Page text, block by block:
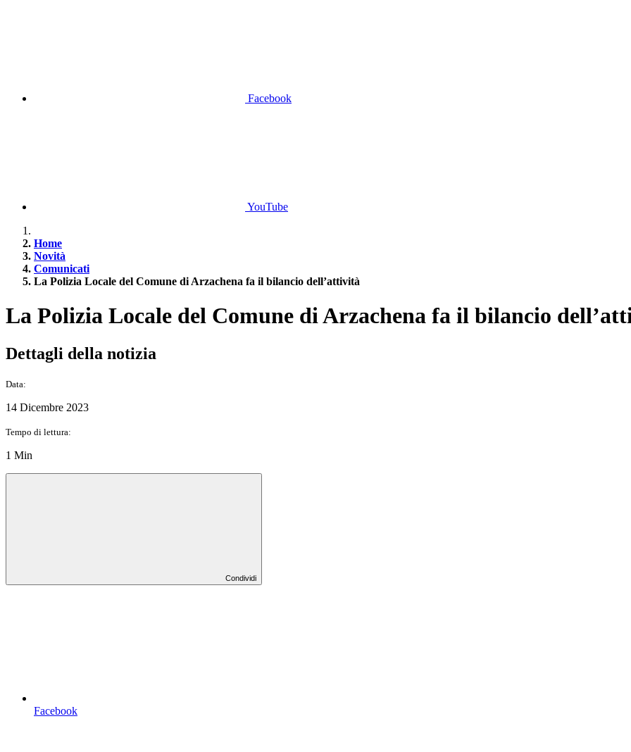
Facebook
YouTube
Home
Novità
Comunicati
La Polizia Locale del Comune di Arzachena fa il bilancio dell’attività
La Polizia Locale del Comune di Arzachena fa il bilancio
Dettagli della notizia
Data:
14 Dicembre 2023
Tempo di lettura:
1 Min
Condividi
Facebook